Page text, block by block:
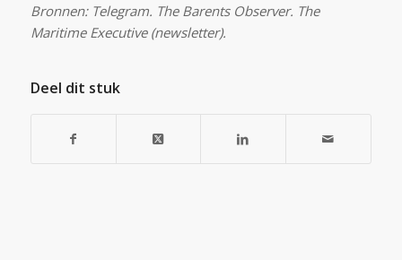
Bronnen: Telegram. The Barents Observer. The
Maritime Executive (newsletter).
Deel dit stuk